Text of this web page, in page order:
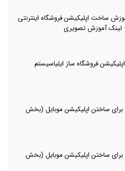
تا 100 آموزش ساخت اپلیکیشن فروشگاه اینترنتی
لینک آموزش تصویری
فروشگاه ساز ایلیاسیستم
برای ساختن اپلیکیشن موبایل (بخش
برای ساختن اپلیکیشن موبایل (بخش